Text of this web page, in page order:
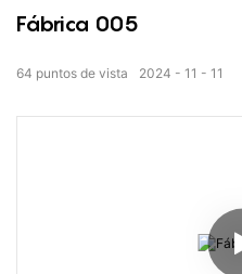
Fábrica 005
2024 11 11
64 puntos de vista